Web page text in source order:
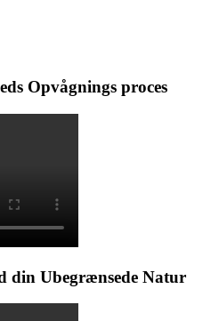
Opvågnings proces
din Ubegrænsede Natur